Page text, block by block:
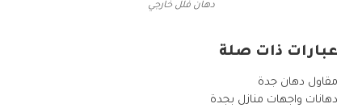
دهان فلل خارجي
عبارات ذات صلة
مقاول دهان جدة
دهانات واجهات منازل بجدة